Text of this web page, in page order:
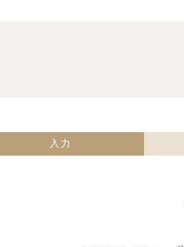
入力